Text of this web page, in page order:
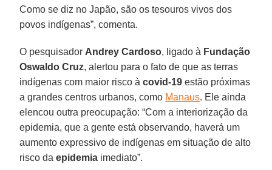
Como se diz no Japão, são os tesouros vivos dos
povos indígenas”, comenta.
O pesquisador Andrey Cardoso, ligado à Fundação
Oswaldo Cruz, alertou para o fato de que as terras
indígenas com maior risco à covid-19 estão próximas
a grandes centros urbanos, como Manaus. Ele ainda
elencou outra preocupação: “Com a interiorização da
epidemia, que a gente está observando, haverá um
aumento expressivo de indígenas em situação de alto
risco daepidemia imediato”.